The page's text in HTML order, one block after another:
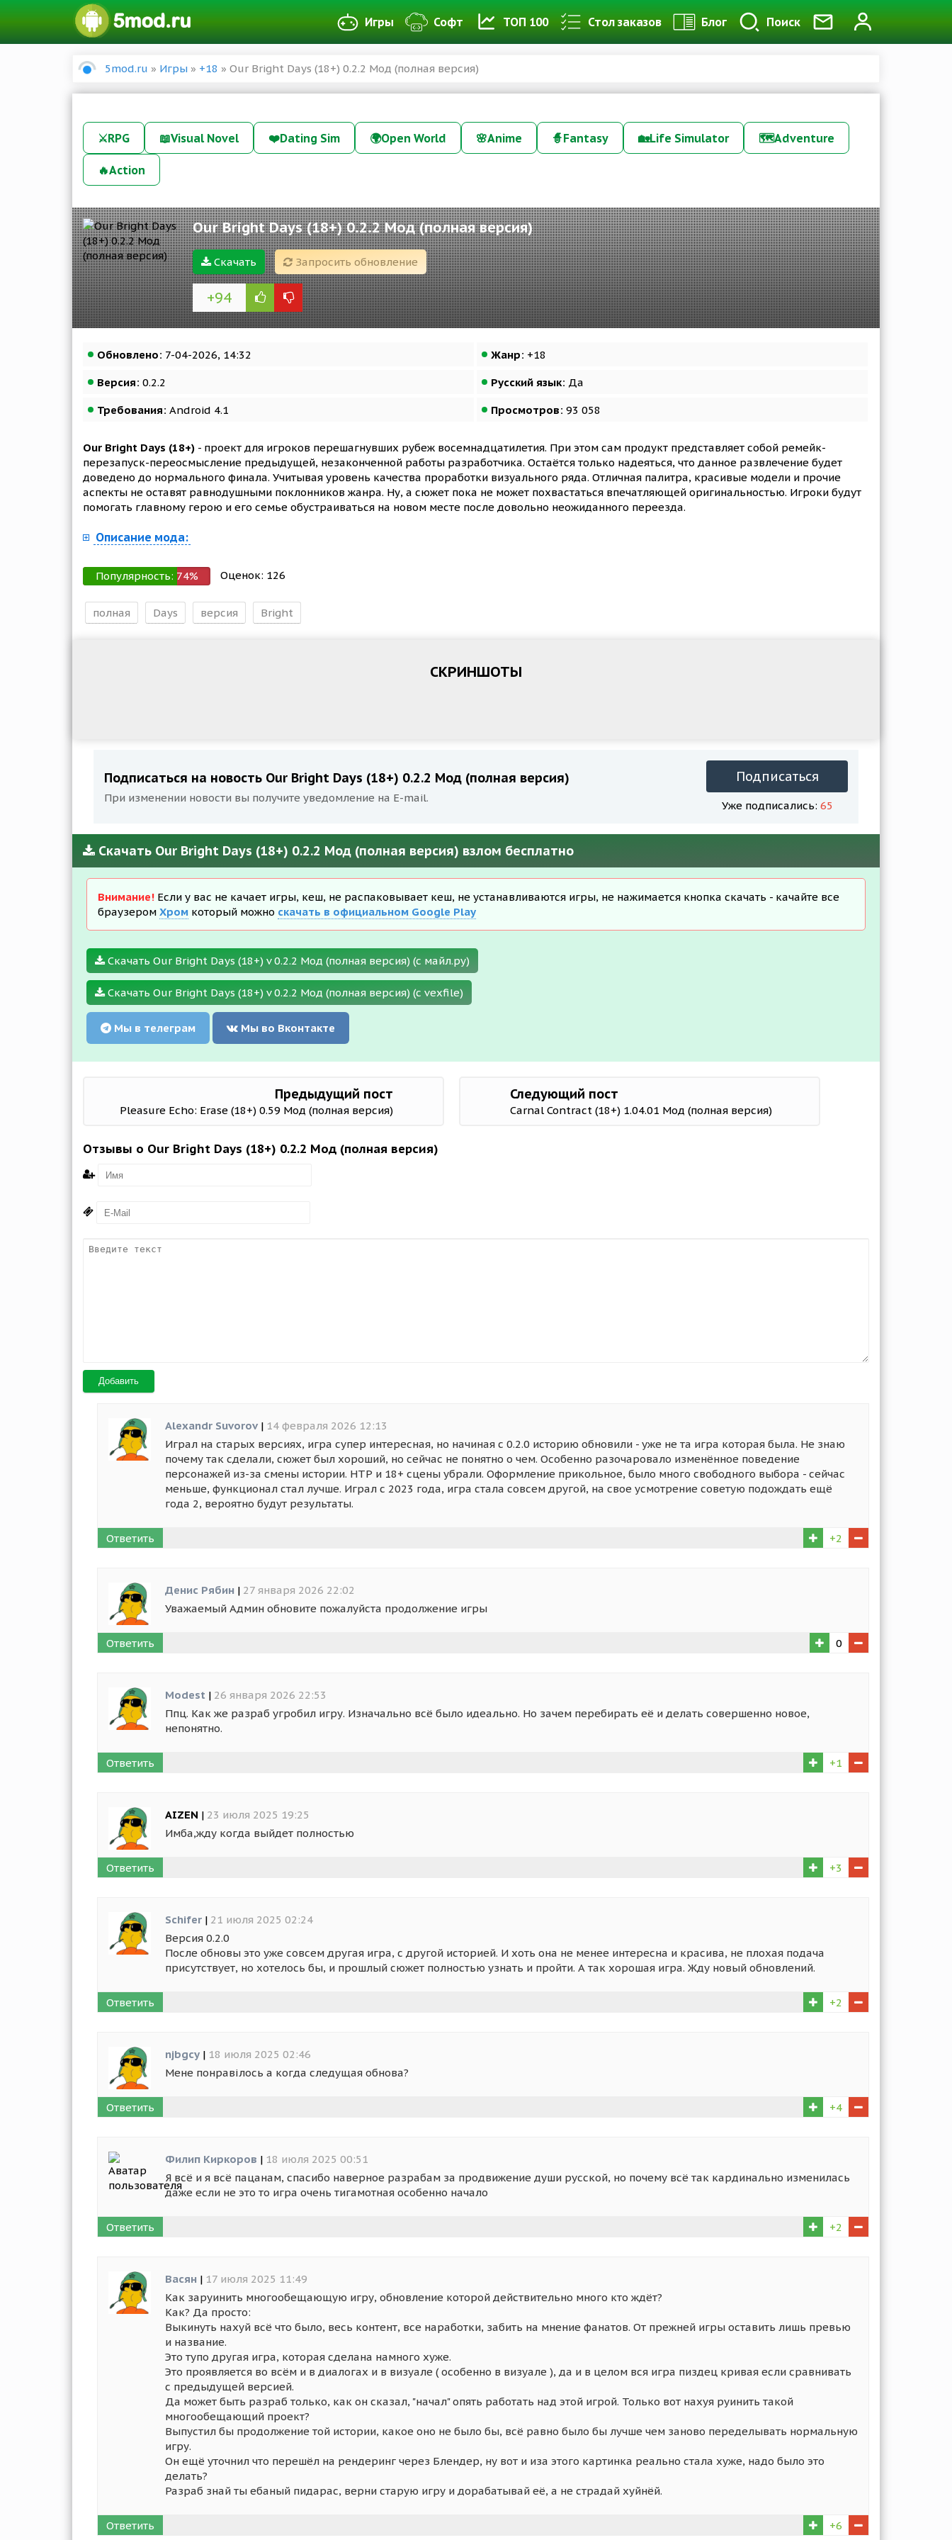
Игры Софт ТОП 100 Стол заказов Блог Поиск
5mod.ru » Игры » +18 » Our Bright Days (18+) 0.2.2 Мод (полная версия)
⚔️RPG 📖Visual Novel ❤️Dating Sim 🌍Open World 🌸Anime 🧙Fantasy 🏡Life Simulator 🗺️Adventure
🔥Action
Our Bright Days (18+) 0.2.2 Мод (полная версия)
Скачать Запросить обновление
+94
Обновлено: 7-04-2026, 14:32 Жанр: +18
Версия: 0.2.2 Русский язык: Да
Требования: Android 4.1 Просмотров: 93 058
Our Bright Days (18+) - проект для игроков перешагнувших рубеж восемнадцатилетия. При этом сам продукт представляет собой ремейк-
перезапуск-переосмысление предыдущей, незаконченной работы разработчика. Остаётся только надеяться, что данное развлечение будет
доведено до нормального финала. Учитывая уровень качества проработки визуального ряда. Отличная палитра, красивые модели и прочие
аспекты не оставят равнодушными поклонников жанра. Ну, а сюжет пока не может похвастаться впечатляющей оригинальностью. Игроки будут
помогать главному герою и его семье обустраиваться на новом месте после довольно неожиданного переезда.
Описание мода:
Популярность: 74% Оценок: 126
полная Days версия Bright
СКРИНШОТЫ
Подписаться на новость Our Bright Days (18+) 0.2.2 Мод (полная версия)
При изменении новости вы получите уведомление на E-mail.
Подписаться
Уже подписались: 65
Скачать Our Bright Days (18+) 0.2.2 Мод (полная версия) взлом бесплатно
Внимание! Если у вас не качает игры, кеш, не распаковывает кеш, не устанавливаются игры, не нажимается кнопка скачать - качайте все
браузером Хром который можно скачать в официальном Google Play
Скачать Our Bright Days (18+) v 0.2.2 Мод (полная версия) (с майл.ру)
Скачать Our Bright Days (18+) v 0.2.2 Мод (полная версия) (с vexfile)
Мы в телеграм Мы во Вконтакте
Предыдущий пост
Pleasure Echo: Erase (18+) 0.59 Мод (полная версия)
Следующий пост
Carnal Contract (18+) 1.04.01 Мод (полная версия)
Отзывы о Our Bright Days (18+) 0.2.2 Мод (полная версия)
Добавить
Alexandr Suvorov | 14 февраля 2026 12:13
Играл на старых версиях, игра супер интересная, но начиная с 0.2.0 историю обновили - уже не та игра которая была. Не знаю
почему так сделали, сюжет был хороший, но сейчас не понятно о чем. Особенно разочаровало изменённое поведение
персонажей из-за смены истории. НТР и 18+ сцены убрали. Оформление прикольное, было много свободного выбора - сейчас
меньше, функционал стал лучше. Играл с 2023 года, игра стала совсем другой, на свое усмотрение советую подождать ещё
года 2, вероятно будут результаты.
Ответить +2
Денис Рябин | 27 января 2026 22:02
Уважаемый Админ обновите пожалуйста продолжение игры
Ответить 0
Modest | 26 января 2026 22:53
Ппц. Как же разраб угробил игру. Изначально всё было идеально. Но зачем перебирать её и делать совершенно новое,
непонятно.
Ответить +1
AIZEN | 23 июля 2025 19:25
Имба,жду когда выйдет полностью
Ответить +3
Schifer | 21 июля 2025 02:24
Версия 0.2.0
После обновы это уже совсем другая игра, с другой историей. И хоть она не менее интересна и красива, не плохая подача
присутствует, но хотелось бы, и прошлый сюжет полностью узнать и пройти. А так хорошая игра. Жду новый обновлений.
Ответить +2
njbgcy | 18 июля 2025 02:46
Мене понравілось а когда следущая обнова?
Ответить +4
Филип Киркоров | 18 июля 2025 00:51
Я всё и я всё пацанам, спасибо наверное разрабам за продвижение души русской, но почему всё так кардинально изменилась
даже если не это то игра очень тигамотная особенно начало
Ответить +2
Васян | 17 июля 2025 11:49
Как заруинить многообещающую игру, обновление которой действительно много кто ждёт?
Как? Да просто:
Выкинуть нахуй всё что было, весь контент, все наработки, забить на мнение фанатов. От прежней игры оставить лишь превью
и название.
Это тупо другая игра, которая сделана намного хуже.
Это проявляется во всём и в диалогах и в визуале ( особенно в визуале ), да и в целом вся игра пиздец кривая если сравнивать
с предыдущей версией.
Да может быть разраб только, как он сказал, "начал" опять работать над этой игрой. Только вот нахуя руинить такой
многообещающий проект?
Выпустил бы продолжение той истории, какое оно не было бы, всё равно было бы лучше чем заново переделывать нормальную
игру.
Он ещё уточнил что перешёл на рендеринг через Блендер, ну вот и иза этого картинка реально стала хуже, надо было это
делать?
Разраб знай ты ебаный пидарас, верни старую игру и дорабатывай её, а не страдай хуйнёй.
Ответить +6